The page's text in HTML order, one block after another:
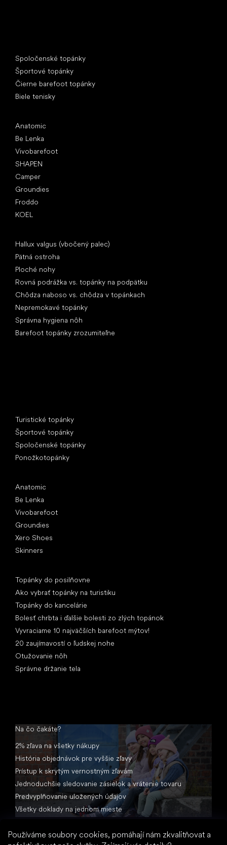
Používáme soubory cookies, pomáhají nám zkvalitňovat a
Spoločenské topánky
Športové topánky
Čierne barefoot topánky
Biele tenisky
Anatomic
Be Lenka
Vivobarefoot
SHAPEN
Camper
Groundies
Froddo
KOEL
Hallux valgus (vbočený palec)
Pätná ostroha
Ploché nohy
Rovná podrážka vs. topánky na podpätku
Chôdza naboso vs. chôdza v topánkach
Nepremokavé topánky
Správna hygiena nôh
Barefoot topánky zrozumiteľne
Turistické topánky
Športové topánky
Spoločenské topánky
Ponožkotopánky
Anatomic
Be Lenka
Vivobarefoot
Groundies
Xero Shoes
Skinners
Topánky do posilňovne
Ako vybrať topánky na turistiku
Topánky do kancelárie
Bolesť chrbta i ďalšie bolesti zo zlých topánok
Vyvraciame 10 najväčších barefoot mýtov!
20 zaujímavostí o ľudskej nohe
Otužovanie nôh
Správne držanie tela
Na čo čakáte?
2% zľava na všetky nákupy
História objednávok pre vyššie zľavy
Prístup k skrytým vernostným zľavám
Jednoduchšie sledovanie zásielok a vrátenie tovaru
Predvyplňovanie uložených údajov
Všetky doklady na jednom mieste